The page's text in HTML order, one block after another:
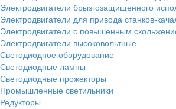
Электродвигатели брызгозащищенного
Электродвигатели для привода станков-
Электродвигатели с повышенным
Электродвигатели высоковольтные
Светодиодное оборудование
Светодиодные лампы
Светодиодные прожекторы
Промышленные светильники
Редукторы